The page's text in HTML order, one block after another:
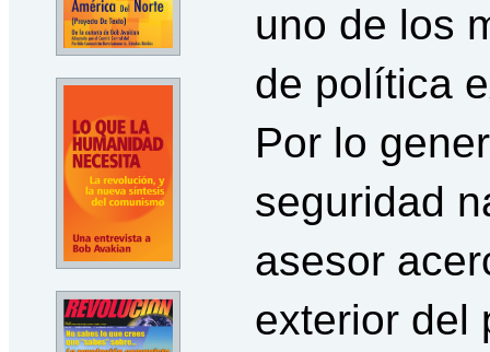
uno de los
de política
Por lo
seguridad
asesor
exterior del